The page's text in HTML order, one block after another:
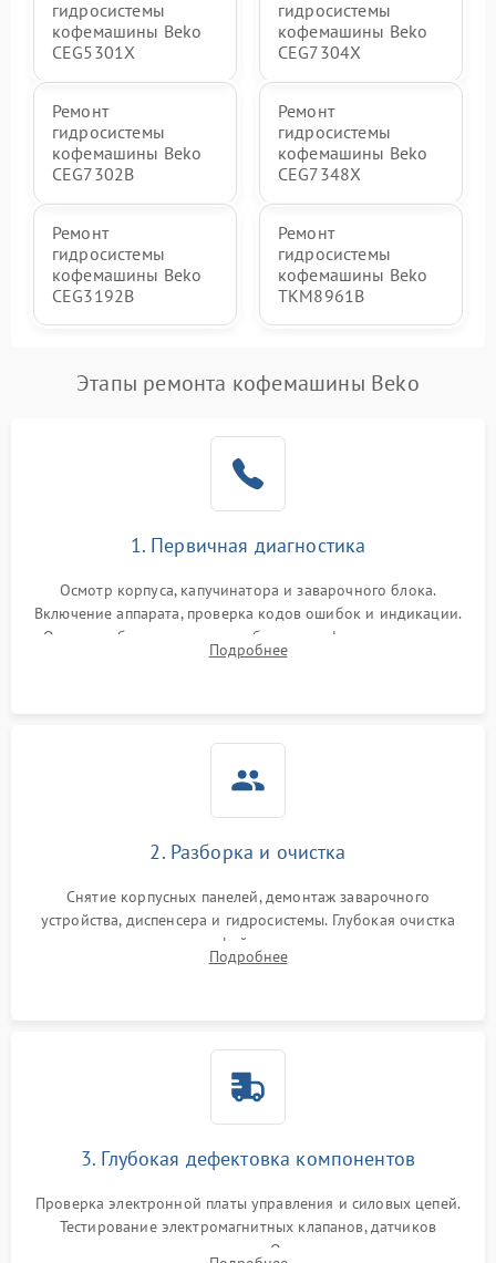
гидросистемы
кофемашины Beko
CEG5301X
гидросистемы
кофемашины Beko
CEG7304X
Ремонт
гидросистемы
кофемашины Beko
CEG7302B
Ремонт
гидросистемы
кофемашины Beko
CEG7348X
Ремонт
гидросистемы
кофемашины Beko
CEG3192B
Ремонт
гидросистемы
кофемашины Beko
TKM8961B
Этапы ремонта кофемашины Beko
1. Первичная диагностика
Осмотр корпуса, капучинатора и заварочного блока.
Включение аппарата, проверка кодов ошибок и индикации.
Оценка работы помпы, термоблока и кофемолки на слух.
Измерение температуры и давления воды для выявления
Подробнее
2. Разборка и очистка
Снятие корпусных панелей, демонтаж заварочного
устройства, диспенсера и гидросистемы. Глубокая очистка
внутренних узлов от кофейных масел, жмыха и накипи.
Промывка дренажных каналов и фильтров с использованием
Подробнее
3. Глубокая дефектовка компонентов
Проверка электронной платы управления и силовых цепей.
Тестирование электромагнитных клапанов, датчиков
температуры и расходомера. Оценка степени износа